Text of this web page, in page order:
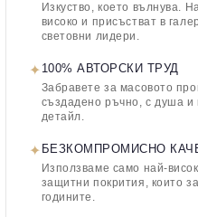
Изкуство, което вълнува.
високо и присъстват в
световни лидери.
✦ 100% АВТОРСКИ ТРУД
Забравете за масовото
създадено ръчно, с душа
детайл.
✦ БЕЗКОМПРОМИСНО
Използваме само най-
защитни покрития, които
годините.